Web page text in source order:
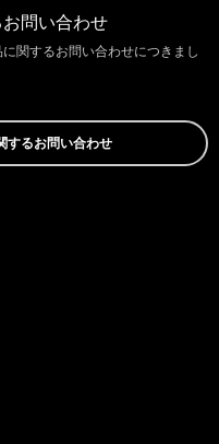
問い合わせ
関するお問い合わせにつきまし
するお問い合わせ